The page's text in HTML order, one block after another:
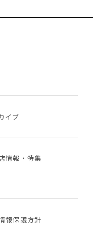
イブ
情報・特集
報保護方針